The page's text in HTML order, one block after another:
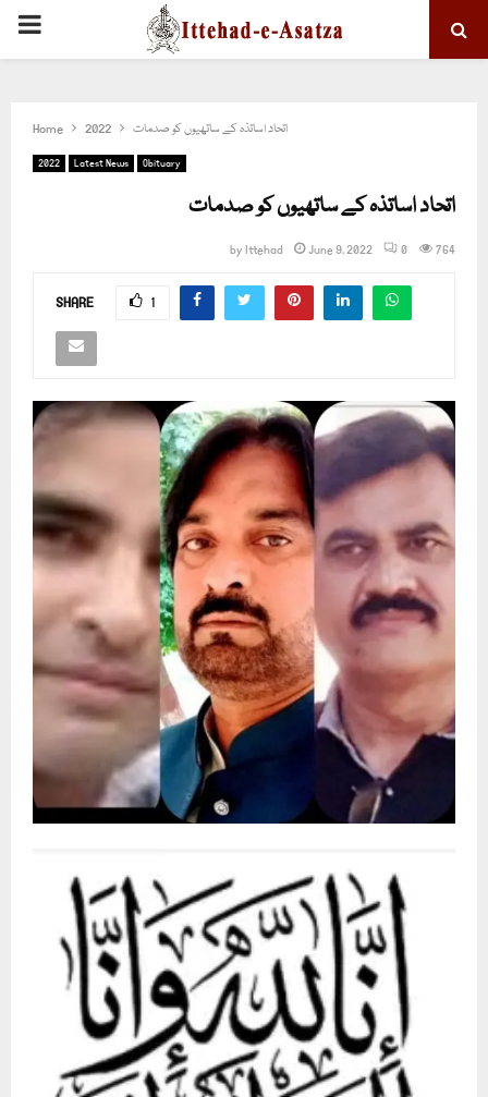
PRIMARY
Home 2022 اتحاد اساتذہ کے ساتھیوں کو صدمات
2022 Latest News Obituary
اتحاد اساتذہ کے ساتھیوں کو صدمات
byIttehad June 9, 2022 0 764
SHARE 1